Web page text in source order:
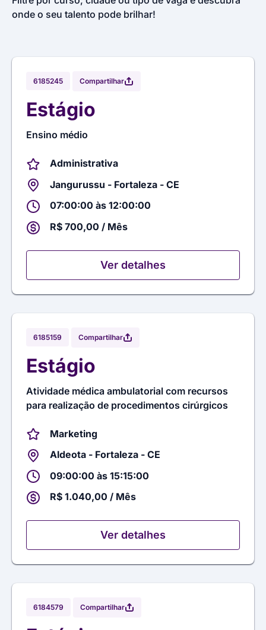
onde o seu talento pode brilhar!
6185245 Compartilhar
Estágio
Ensino médio
Administrativa
Jangurussu - Fortaleza - CE
07:00:00 às 12:00:00
R$ 700,00 / Mês
Ver detalhes
6185159 Compartilhar
Estágio
Atividade médica ambulatorial com recursos
para realização de procedimentos cirúrgicos
Marketing
Aldeota - Fortaleza - CE
09:00:00 às 15:15:00
R$ 1.040,00 / Mês
Ver detalhes
6184579 Compartilhar